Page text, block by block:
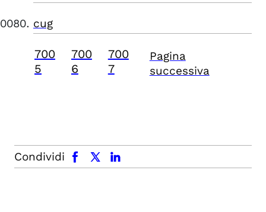
cug
700
5
700
6
700
7
Pagina
successiva
Condividi
facebook x.com linkedin